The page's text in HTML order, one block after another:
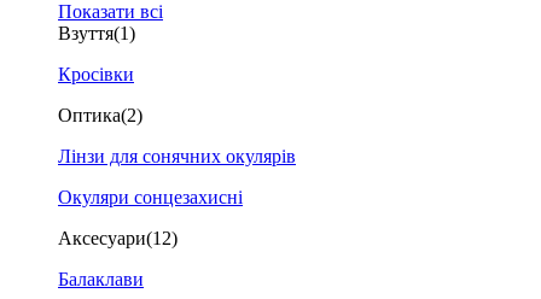
Показати всі
Взуття(1)
Кросівки
Оптика(2)
Лінзи для сонячних окулярів
Окуляри сонцезахисні
Аксесуари(12)
Балаклави